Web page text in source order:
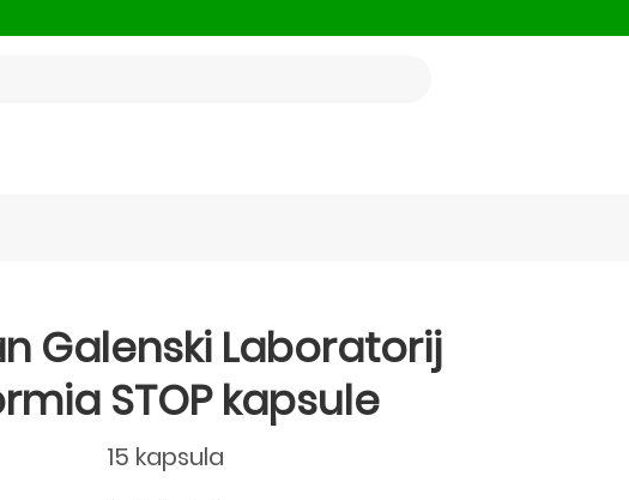
Galenski Laboratorij
STOP kapsule
15 kapsula